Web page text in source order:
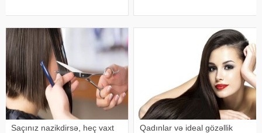
seçilmiş saç düzümü təbii gözəlliyi
vurğulayır və insanı
və çoxları üz formasını daha
Saçınız nazikdirsə, heç vaxt
Qadınlar və ideal gözəllik